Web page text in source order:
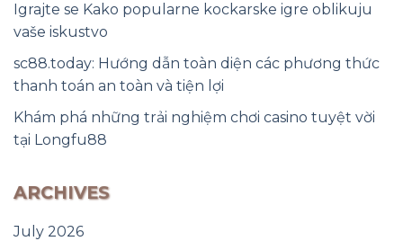
Igrajte se Kako popularne kockarske igre oblikuju
vaše iskustvo
sc88.today: Hướng dẫn toàn diện các phương thức
thanh toán an toàn và tiện lợi
Khám phá những trải nghiệm chơi casino tuyệt vời
tại Longfu88
ARCHIVES
July 2026